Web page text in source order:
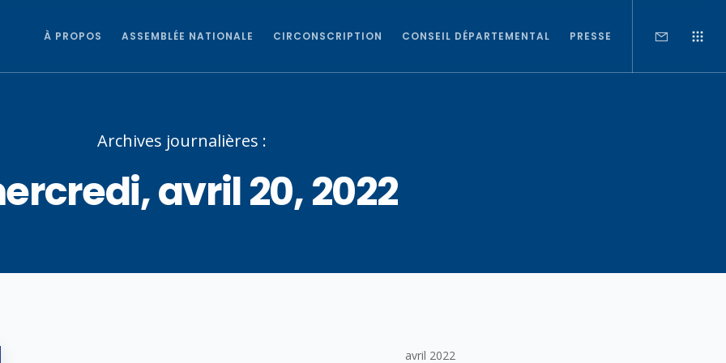
À PROPOS ASSEMBLÉE NATIONALE CIRCONSCRIPTION CONSEIL DÉPARTEMENTAL PRESSE
Archives journalières :
avril 20, 2022
avril 2022